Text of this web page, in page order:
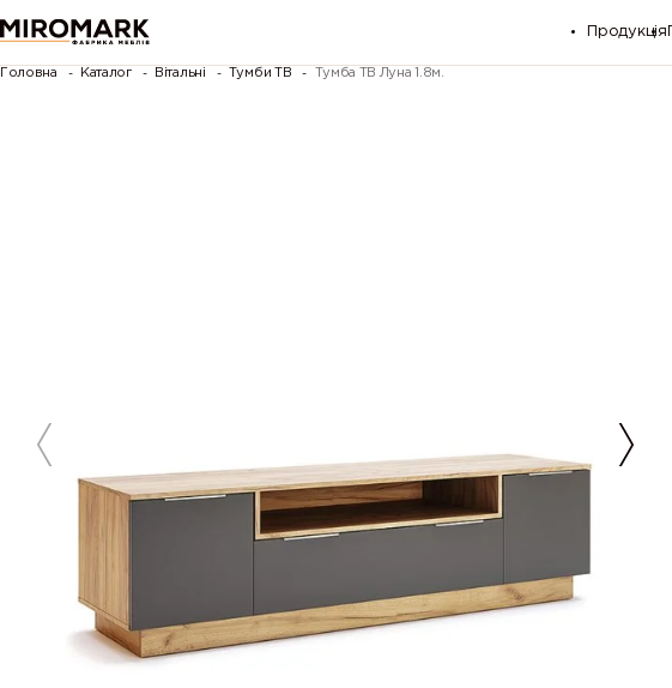
Продукція
Головна Каталог Вітальні Тумби ТВ Тумба ТВ Луна 1.8м.